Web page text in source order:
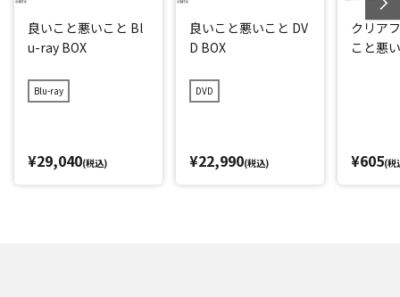
良いこと悪いこと Bl
u-ray BOX
Blu-ray
¥29,040(税込)
良いこと悪いこと DV
D BOX
DVD
¥22,990(税込)
クリア
こと悪
¥605(税